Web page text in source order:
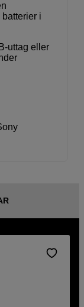
i
uttag eller